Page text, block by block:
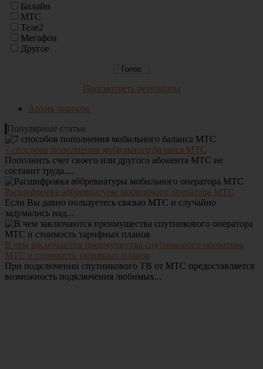
Билайн
МТС
Теле2
Мегафон
Другое
Просмотреть результаты
Архив опросов
Популярные статьи
7 способов пополнения мобильного баланса МТС
Пополнить счет своего или другого абонента МТС не
составит труда....
Расшифровка аббревиатуры мобильного оператора МТС
Если Вы давно пользуетесь связью МТС и случайно
задумались над...
В чем заключаются преимущества спутникового оператора
МТС и стоимость тарифных планов
При подключении спутникового ТВ от МТС предоставляется
возможность подключения любимых...